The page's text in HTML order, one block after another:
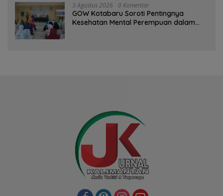
3 Agustus 2026 0 Komentar
GOW Kotabaru Soroti Pentingnya
Kesehatan Mental Perempuan dalam